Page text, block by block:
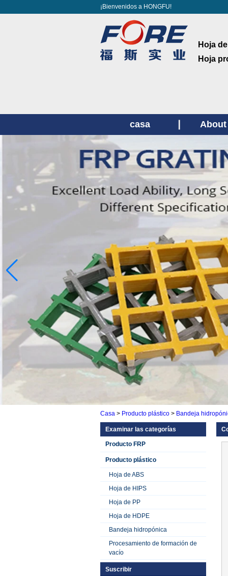
¡Bienvenidos a HONGFU!
Hoja
Hoja
casa
Casa> Producto plástico> Bandeja
Examinar las categorías
Producto FRP
Producto plástico
Hoja de ABS
Hoja de HIPS
Hoja de PP
Hoja de HDPE
Bandeja hidropónica
Procesamiento de formación de
vacío
Suscribir